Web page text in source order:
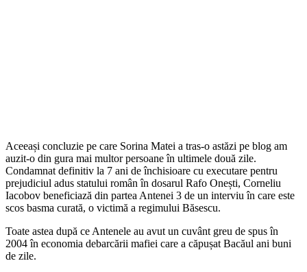
Aceeași concluzie pe care Sorina Matei a tras-o astăzi pe blog am
auzit-o din gura mai multor persoane în ultimele două zile.
Condamnat definitiv la 7 ani de închisioare cu executare pentru
prejudiciul adus statului român în dosarul Rafo Onești, Corneliu
Iacobov beneficiază din partea Antenei 3 de un interviu în care este
scos basma curată, o victimă a regimului Băsescu.
Toate astea după ce Antenele au avut un cuvânt greu de spus în
2004 în economia debarcării mafiei care a căpușat Bacăul ani buni
de zile.